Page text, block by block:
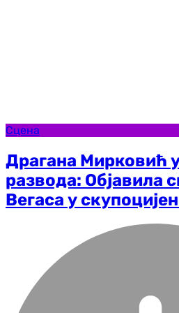
Сцена
Драгана Мирковић
развода: Објавила
Вегаса у